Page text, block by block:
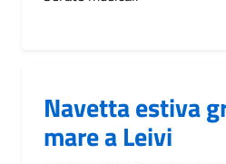
Navetta estiva
mare a Leivi